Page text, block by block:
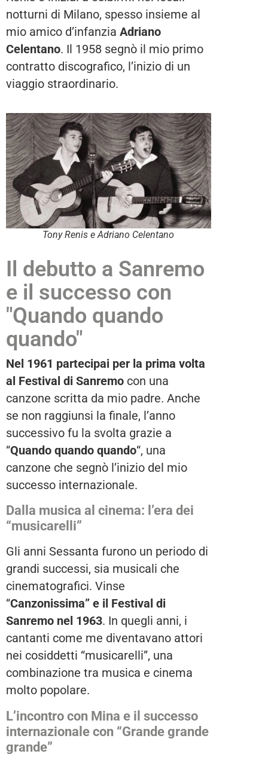
notturni di Milano, spesso insieme al
mio amico d’infanzia Adriano
Celentano. Il 1958 segnò il mio primo
contratto discografico, l’inizio di un
viaggio straordinario.
Tony Renis e Adriano Celentano
Il debutto a Sanremo
e il successo con
"Quando quando
quando"
Nel 1961 partecipai per la prima volta
al Festival di Sanremo con una
canzone scritta da mio padre. Anche
se non raggiunsi la finale, l’anno
successivo fu la svolta grazie a
“Quando quando quando“, una
canzone che segnò l’inizio del mio
successo internazionale.
Dalla musica al cinema: l’era dei
“musicarelli”
Gli anni Sessanta furono un periodo di
grandi successi, sia musicali che
cinematografici. Vinse
“Canzonissima” e il Festival di
Sanremo nel 1963. In quegli anni, i
cantanti come me diventavano attori
nei cosiddetti “musicarelli”, una
combinazione tra musica e cinema
molto popolare.
L’incontro con Mina e il successo
internazionale con “Grande grande
grande”